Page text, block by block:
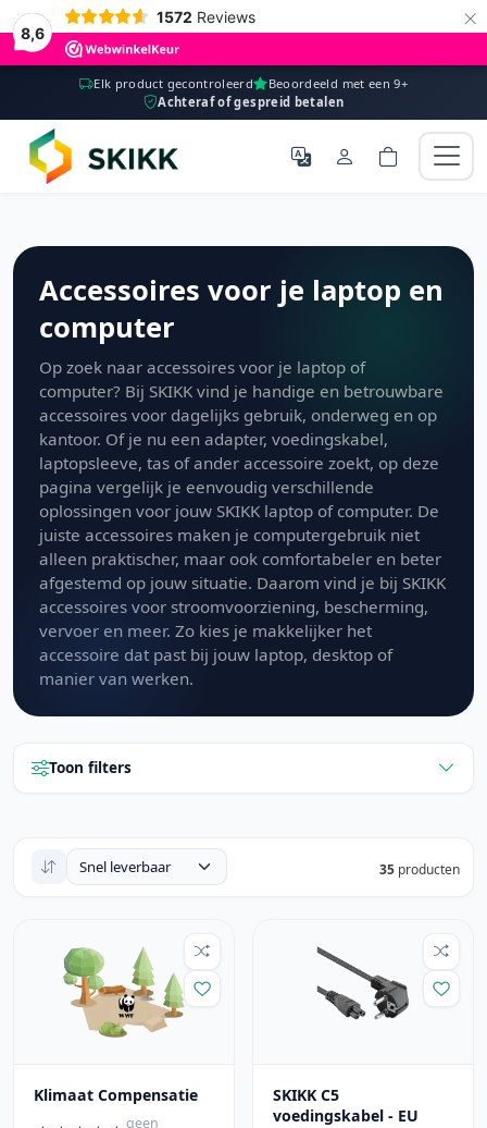
8,6
1572 Reviews ×
Elk product gecontroleerd
Beoordeeld met een 9+
Achteraf of gespreid betalen
Accessoires voor je laptop en
computer
Op zoek naar accessoires voor je laptop of
computer? Bij SKIKK vind je handige en betrouwbare
accessoires voor dagelijks gebruik, onderweg en op
kantoor. Of je nu een adapter, voedingskabel,
laptopsleeve, tas of ander accessoire zoekt, op deze
pagina vergelijk je eenvoudig verschillende
oplossingen voor jouw SKIKK laptop of computer. De
juiste accessoires maken je computergebruik niet
alleen praktischer, maar ook comfortabeler en beter
afgestemd op jouw situatie. Daarom vind je bij SKIKK
accessoires voor stroomvoorziening, bescherming,
vervoer en meer. Zo kies je makkelijker het
accessoire dat past bij jouw laptop, desktop of
manier van werken.
Toon filters
35 producten
Klimaat Compensatie
geen
SKIKK C5
voedingskabel - EU